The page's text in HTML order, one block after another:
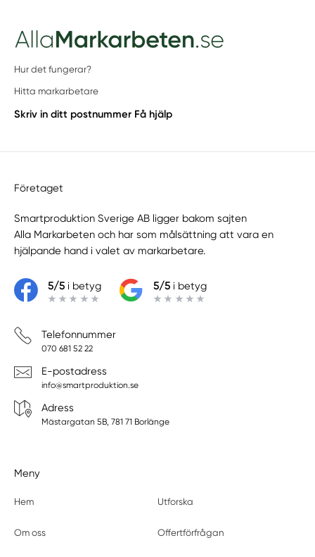
Hur det fungerar?
Hitta markarbetare
Skriv in ditt postnummer Få hjälp
Företaget
Smartproduktion Sverige AB ligger bakom sajten
Alla Markarbeten och har som målsättning att vara en
hjälpande hand i valet av markarbetare.
5/5i betyg 5/5i betyg
Telefonnummer
070 681 52 22
E-postadress
info@smartproduktion.se
Adress
Mästargatan 5B, 781 71 Borlänge
Meny
Hem Utforska
Om oss Offertförfrågan